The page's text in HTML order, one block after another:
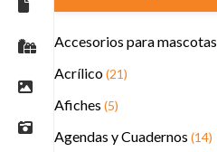
Accesorios para mascotas
Acrílico(21)
Afiches (5)
Agendas y Cuadernos (14)